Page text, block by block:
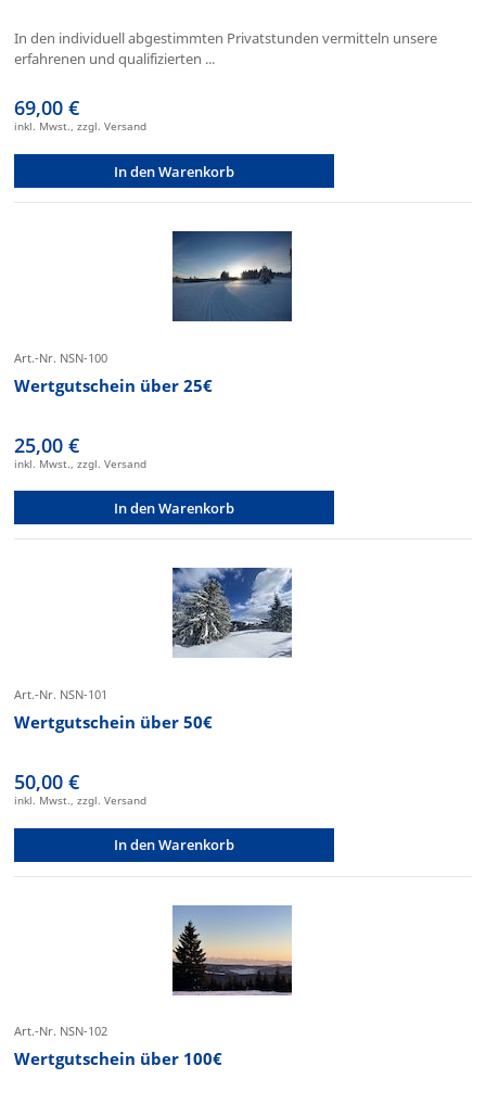
In den individuell abgestimmten Privatstunden vermitteln unsere
erfahrenen und qualifizierten ...
69,00 €
inkl. Mwst., zzgl. Versand
In den Warenkorb
Art.-Nr. NSN-100
Wertgutschein über 25€
25,00 €
inkl. Mwst., zzgl. Versand
In den Warenkorb
Art.-Nr. NSN-101
Wertgutschein über 50€
50,00 €
inkl. Mwst., zzgl. Versand
In den Warenkorb
Art.-Nr. NSN-102
Wertgutschein über 100€